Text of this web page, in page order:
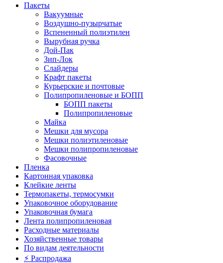
Пакеты
Вакуумные
Воздушно-пузырчатые
Вспененный полиэтилен
Вырубная ручка
Дой-Пак
Зип-Лок
Слайдеры
Крафт пакеты
Курьерские и почтовые
Полипропиленовые и БОПП
БОПП пакеты
Полипропиленовые
Майка
Мешки для мусора
Мешки полиэтиленовые
Мешки полипропиленовые
Фасовочные
Пленка
Картонная упаковка
Клейкие ленты
Термопакеты, термосумки
Упаковочное оборудование
Упаковочная бумага
Лента полипропиленовая
Расходные материалы
Хозяйственные товары
По видам деятельности
⚡️ Распродажа